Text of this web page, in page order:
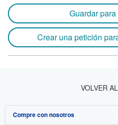
Guardar
Crear una petición
VOLVER
Compre con nosotros